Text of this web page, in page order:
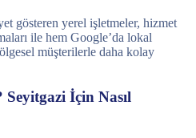
gösteren yerel işletmeler, hizmet
ile hem Google’da lokal
müşterilerle daha kolay
İçin Nasıl